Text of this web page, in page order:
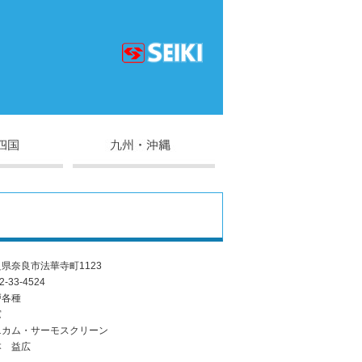
奈良市法華寺町1123
33-4524
種
ム・サーモスクリーン
益広